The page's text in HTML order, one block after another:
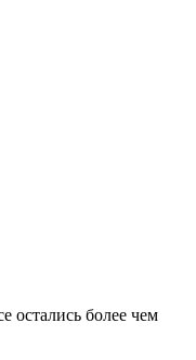
остались более чем